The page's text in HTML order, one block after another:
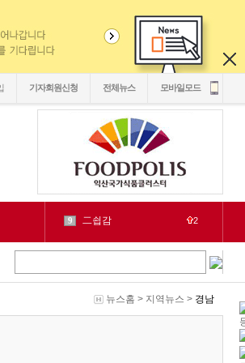
기자회원신청 전체뉴스 모바일모드
10 紐⑦
2
2
LH
1
3
chlwntjd
2030
뉴스홈 > 지역뉴스 > 경남